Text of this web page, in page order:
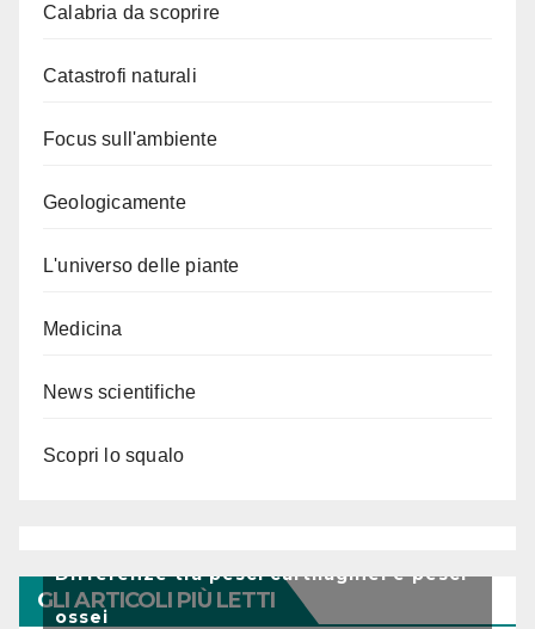
Calabria da scoprire
Catastrofi naturali
Focus sull'ambiente
Geologicamente
L'universo delle piante
Medicina
News scientifiche
Scopri lo squalo
GLI ARTICOLI PIÙ LETTI
Differenze tra pesci cartilaginei e pesci
ossei